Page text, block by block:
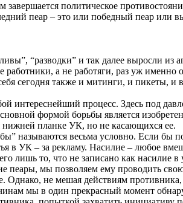
завершается политическое
пеар – это или победный пеар
“разводки” и так далее выросли из
а не работяги, раз уж именно
сегодня также и митинги, и пикеты, и
интереснейший процесс. Здесь под
формой борьбы является
планке УК, но не касающихся ее.
называются весьма условно. Если бы
в УК – за рекламу. Насилие – любое
лишь то, что не записано как насилие
пеары, мы позволяем ему проводить
Однако, не мешая действиям
мы в один прекрасный момент